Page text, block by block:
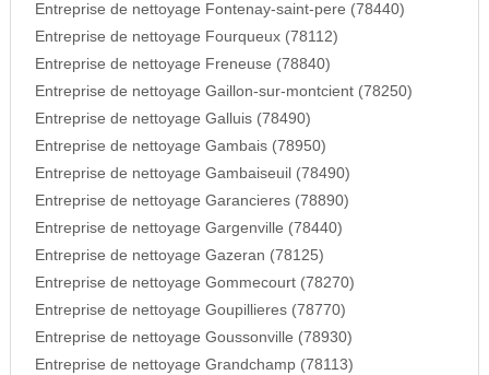
Entreprise de nettoyage Fontenay-saint-pere (78440)
Entreprise de nettoyage Fourqueux (78112)
Entreprise de nettoyage Freneuse (78840)
Entreprise de nettoyage Gaillon-sur-montcient (78250)
Entreprise de nettoyage Galluis (78490)
Entreprise de nettoyage Gambais (78950)
Entreprise de nettoyage Gambaiseuil (78490)
Entreprise de nettoyage Garancieres (78890)
Entreprise de nettoyage Gargenville (78440)
Entreprise de nettoyage Gazeran (78125)
Entreprise de nettoyage Gommecourt (78270)
Entreprise de nettoyage Goupillieres (78770)
Entreprise de nettoyage Goussonville (78930)
Entreprise de nettoyage Grandchamp (78113)